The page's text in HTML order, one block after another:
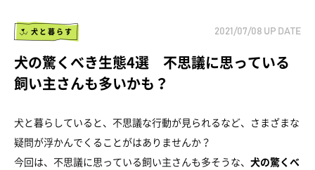
犬と暮らす 2021/07/08 UP DATE
犬の驚くべき生態4選 不思議に思っている
飼い主さんも多いかも？
犬と暮らしていると、不思議な行動が見られるなど、さまざまな
疑問が浮かんでくることがはありませんか？
今回は、不思議に思っている飼い主さんも多そうな、 犬の驚くべ